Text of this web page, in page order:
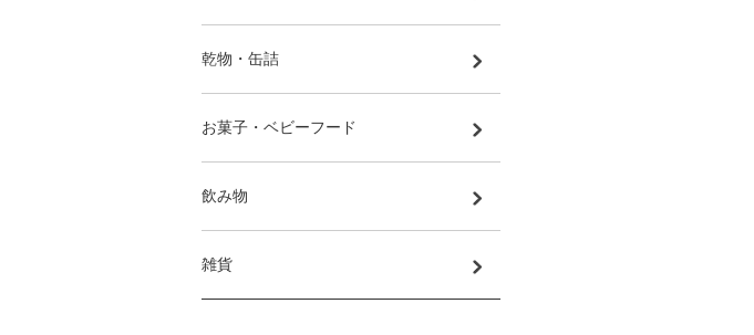
乾物・缶詰
お菓子・ベビーフード
飲み物
雑貨